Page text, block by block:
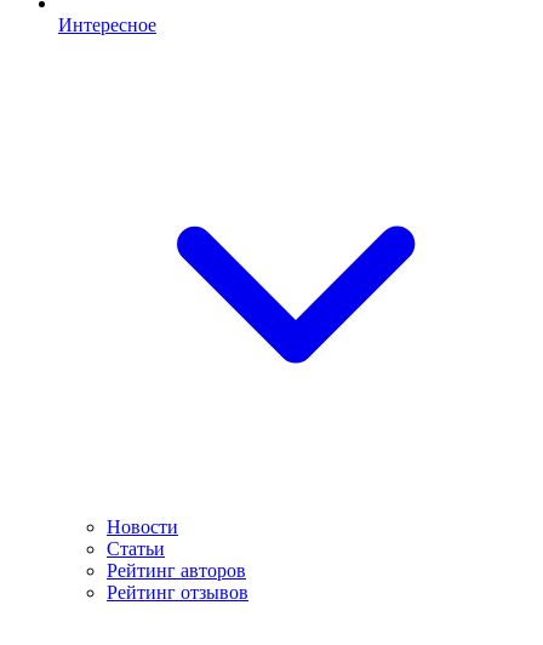
Интересное
Новости
Статьи
Рейтинг авторов
Рейтинг отзывов